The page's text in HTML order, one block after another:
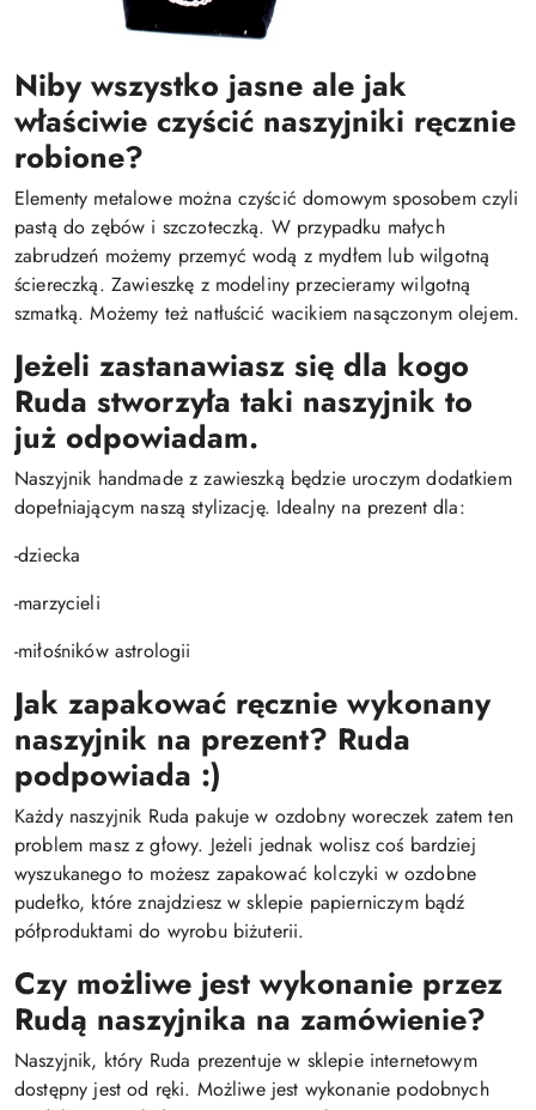
Niby wszystko jasne ale jak
właściwie czyścić naszyjniki ręcznie
robione?
Elementy metalowe można czyścić domowym sposobem czyli
pastą do zębów i szczoteczką. W przypadku małych
zabrudzeń możemy przemyć wodą z mydłem lub wilgotną
ściereczką. Zawieszkę z modeliny przecieramy wilgotną
szmatką. Możemy też natłuścić wacikiem nasączonym olejem.
Jeżeli zastanawiasz się dla kogo
Ruda stworzyła taki naszyjnik to
już odpowiadam.
Naszyjnik handmade z zawieszką będzie uroczym dodatkiem
dopełniającym naszą stylizację. Idealny na prezent dla:
-dziecka
-marzycieli
-miłośników astrologii
Jak zapakować ręcznie wykonany
naszyjnik na prezent? Ruda
podpowiada :)
Każdy naszyjnik Ruda pakuje w ozdobny woreczek zatem ten
problem masz z głowy. Jeżeli jednak wolisz coś bardziej
wyszukanego to możesz zapakować kolczyki w ozdobne
pudełko, które znajdziesz w sklepie papierniczym bądź
półproduktami do wyrobu biżuterii.
Czy możliwe jest wykonanie przez
Rudą naszyjnika na zamówienie?
Naszyjnik, który Ruda prezentuje w sklepie internetowym
dostępny jest od ręki. Możliwe jest wykonanie podobnych